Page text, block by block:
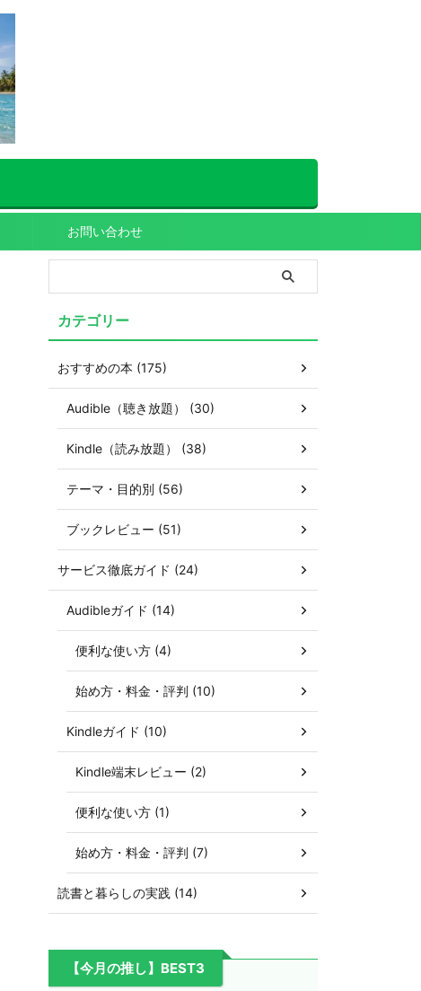
お問い合わせ
カテゴリー
おすすめの本 (175)
Audible（聴き放題） (30)
Kindle（読み放題） (38)
テーマ・目的別 (56)
ブックレビュー (51)
サービス徹底ガイド (24)
Audibleガイド (14)
便利な使い方 (4)
始め方・料金・評判 (10)
Kindleガイド (10)
Kindle端末レビュー (2)
便利な使い方 (1)
始め方・料金・評判 (7)
読書と暮らしの実践 (14)
【今月の推し】BEST3